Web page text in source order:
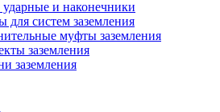
и наконечники
для систем заземления
муфты заземления
заземления
заземления